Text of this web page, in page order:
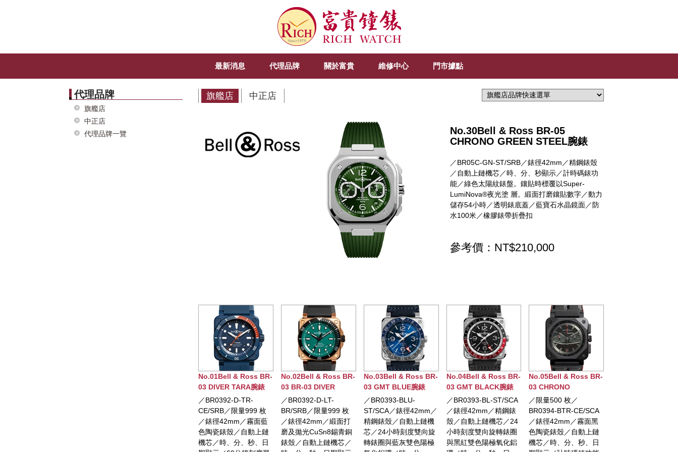
最新消息 代理品牌 關於富貴 維修中心 門市據點
代理品牌
旗艦店
中正店
代理品牌一覽
旗艦店 中正店
No.30Bell & Ross BR-05
CHRONO GREEN STEEL腕錶
／BR05C-GN-ST/SRB／錶徑42mm／精鋼錶殼
／自動上鏈機芯／時、分、秒顯示／計時碼錶功
能／綠色太陽紋錶盤。鑲貼時標覆以Super-
LumiNova®夜光塗 層。緞面打磨鑲貼數字／動力
儲存54小時／透明錶底蓋／藍寶石水晶鏡面／防
水100米／橡膠錶帶折疊扣
參考價：NT$210,000
No.01Bell & Ross BR-
03 DIVER TARA腕錶
／BR0392-D-TR-
CE/SRB／限量999 枚
／錶徑42mm／霧面藍
色陶瓷錶殼／自動上鏈
機芯／時、分、秒、日
No.02Bell & Ross BR-
03 BR-03 DIVER
BLACK & GREEN
BRONZE腕錶
／BR0392-D-LT-
BR/SRB／限量999 枚
／錶徑42mm／緞面打
磨及拋光CuSn8錫青銅
錶殼／自動上鏈機芯／
No.03Bell & Ross BR-
03 GMT BLUE腕錶
／BR0393-BLU-
ST/SCA／錶徑42mm／
精鋼錶殼／自動上鏈機
芯／24小時刻度雙向旋
轉錶圈與藍灰雙色陽極
No.04Bell & Ross BR-
03 GMT BLACK腕錶
／BR0393-BL-ST/SCA
／錶徑42mm／精鋼錶
殼／自動上鏈機芯／24
小時刻度雙向旋轉錶圈
與黑紅雙色陽極氧化鋁
No.05Bell & Ross BR-
03 CHRONO
BLACKTRACK腕錶
／限量500 枚／
BR0394-BTR-CE/SCA
／錶徑42mm／霧面黑
色陶瓷錶殼／自動上鏈
機芯／時、分、秒、日
No.06Bell & Ross BR-
／錶徑41mm／精鋼錶